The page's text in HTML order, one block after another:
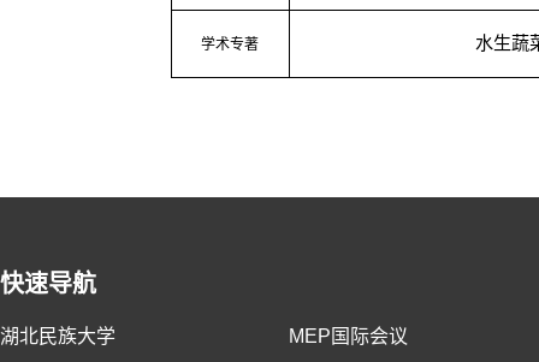
学术专著 水生蔬
快速导航
湖北民族大学
MEP国际会议